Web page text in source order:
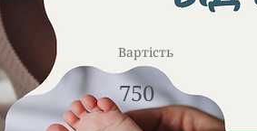
Вартість
750